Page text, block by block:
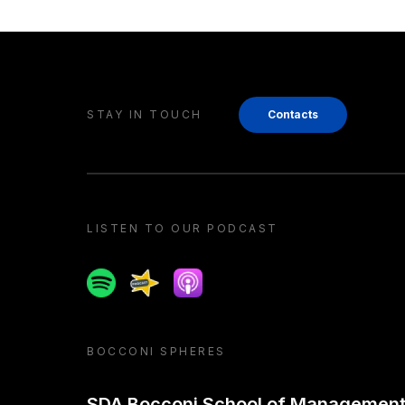
STAY IN TOUCH Contacts
LISTEN TO OUR PODCAST
SpotifySpreakerApple podcast
BOCCONI SPHERES